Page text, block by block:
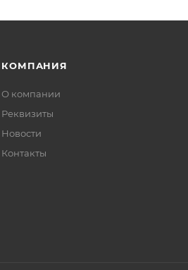
КОМПАНИЯ
О компании
Реквизиты
Новости
Контакты